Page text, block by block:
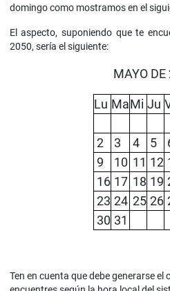
domingo como mostramos en el
El aspecto, suponiendo que te
2050, sería el siguiente:
MAYO DE
Lu MaMi Ju
2
3 4 5
9
10 11 12
16 17 18 19
23 24 25 26
30 31
Ten en cuenta que debe generarse el